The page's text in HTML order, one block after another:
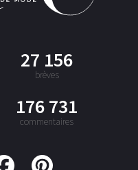
27 156
brèves
176 731
commentaires